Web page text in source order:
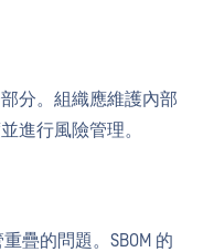
分。組織應維護內部
進行風險管理。
疊的問題。SBOM 的